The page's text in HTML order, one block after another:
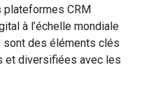
plateformes CRM
à l’échelle mondiale
des éléments clés
et diversifiées avec les